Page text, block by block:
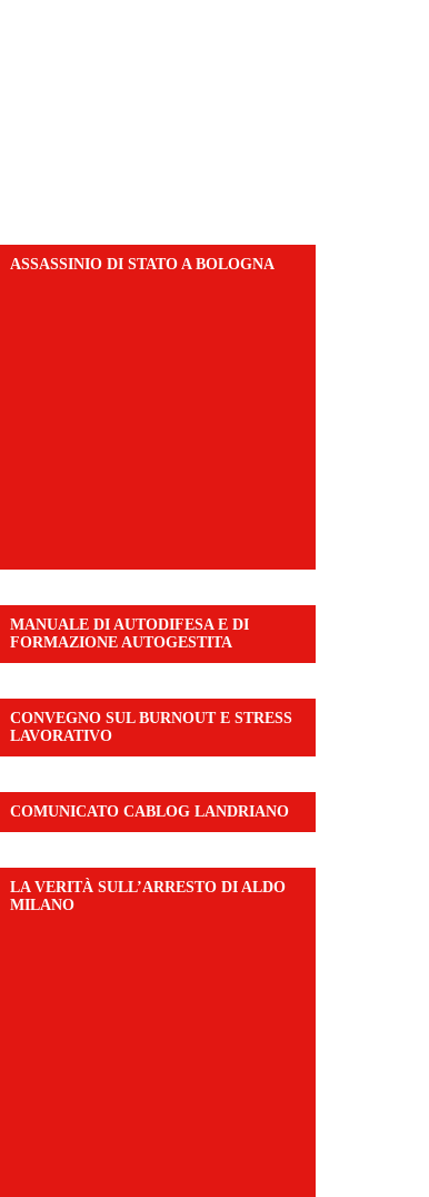
ASSASSINIO DI STATO A BOLOGNA
MANUALE DI AUTODIFESA E DI
FORMAZIONE AUTOGESTITA
CONVEGNO SUL BURNOUT E STRESS
LAVORATIVO
COMUNICATO CABLOG LANDRIANO
LA VERITÀ SULL’ARRESTO DI ALDO
MILANO